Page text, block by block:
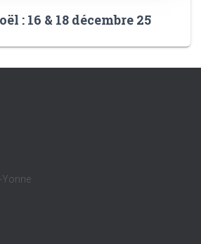
: 16 & 18 décembre 25
Yonne